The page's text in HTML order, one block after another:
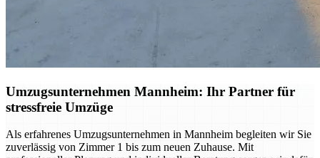
Umzugsunternehmen Mannheim: Ihr Partner für
stressfreie Umzüge
Als erfahrenes Umzugsunternehmen in Mannheim begleiten wir Sie
zuverlässig von Zimmer 1 bis zum neuen Zuhause. Mit